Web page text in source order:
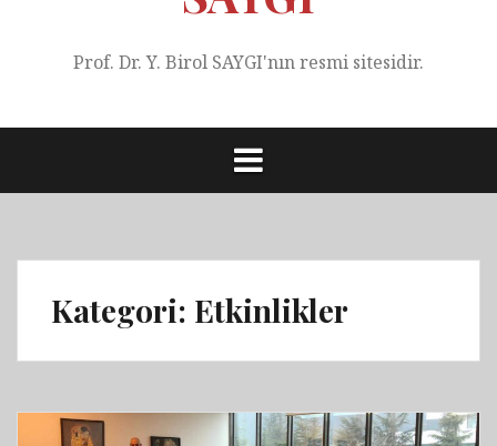
Prof. Dr. Y. Birol SAYGI'nın resmi sitesidir.
Kategori: Etkinlikler